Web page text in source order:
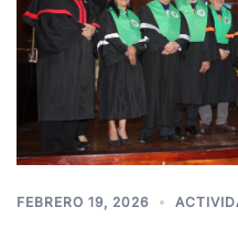
FEBRERO 19, 2026